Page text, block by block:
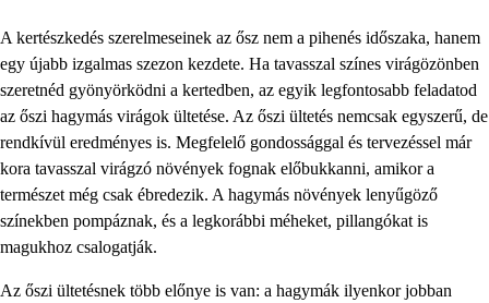
A kertészkedés szerelmeseinek az ősz nem a pihenés időszaka, hanem
egy újabb izgalmas szezon kezdete. Ha tavasszal színes virágözönben
szeretnéd gyönyörködni a kertedben, az egyik legfontosabb feladatod
az őszi hagymás virágok ültetése. Az őszi ültetés nemcsak egyszerű, de
rendkívül eredményes is. Megfelelő gondossággal és tervezéssel már
kora tavasszal virágzó növények fognak előbukkanni, amikor a
természet még csak ébredezik. A hagymás növények lenyűgöző
színekben pompáznak, és a legkorábbi méheket, pillangókat is
magukhoz csalogatják.
Az őszi ültetésnek több előnye is van: a hagymák ilyenkor jobban